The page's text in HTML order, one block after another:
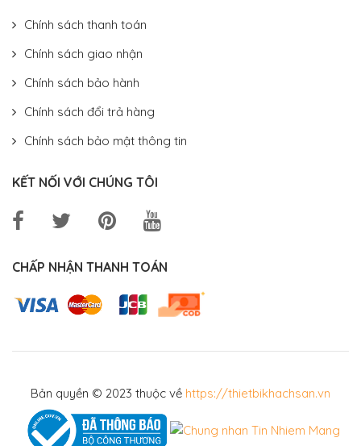
Chính sách thanh toán
Chính sách giao nhận
Chính sách bảo hành
Chính sách đổi trả hàng
Chính sách bảo mật thông tin
KẾT NỐI VỚI CHÚNG TÔI
CHẤP NHẬN THANH TOÁN
Bản quyền © 2023 thuộc về https://thietbikhachsan.vn